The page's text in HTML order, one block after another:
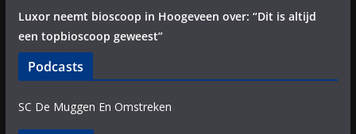
Luxor neemt bioscoop in Hoogeveen over: “Dit is altijd
een topbioscoop geweest”
Podcasts
SC De Muggen En Omstreken